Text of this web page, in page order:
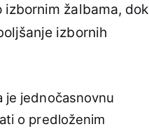
žalbama, dok
izbornih
je jednočasnovnu
o predloženim